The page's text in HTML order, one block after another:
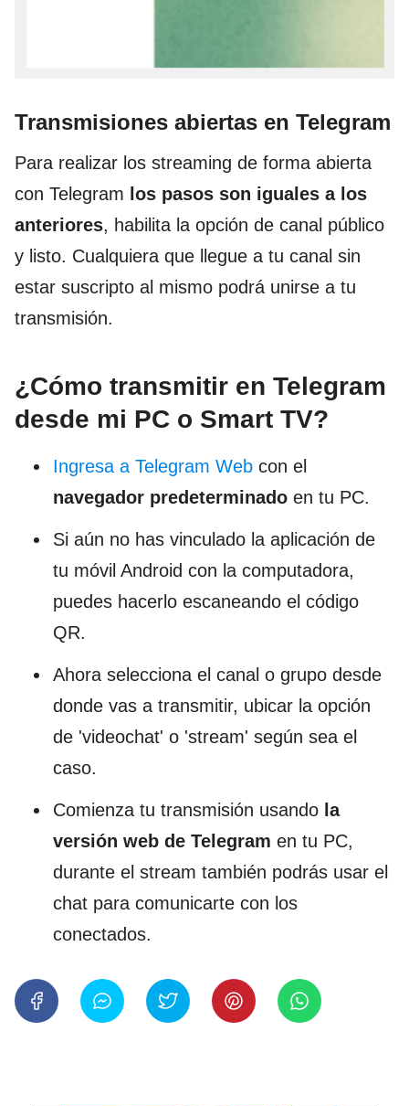
Transmisiones abiertas en Telegram
Para realizar los streaming de forma abierta
con Telegram los pasos son iguales a los
anteriores, habilita la opción de canal público
y listo. Cualquiera que llegue a tu canal sin
estar suscripto al mismo podrá unirse a tu
transmisión.
¿Cómo transmitir en Telegram
desde mi PC o Smart TV?
Ingresa a Telegram Web con el
navegador predeterminado en tu PC.
Si aún no has vinculado la aplicación de
tu móvil Android con la computadora,
puedes hacerlo escaneando el código
QR.
Ahora selecciona el canal o grupo desde
donde vas a transmitir, ubicar la opción
de 'videochat' o 'stream' según sea el
caso.
Comienza tu transmisión usando la
versión web de Telegram en tu PC,
durante el stream también podrás usar el
chat para comunicarte con los
conectados.